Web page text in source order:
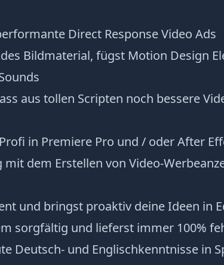
Direct Response Video Ads
Bildmaterial, fügst Motion Design
aus tollen Scripten noch bessere
in Premiere Pro und / oder After
dem Erstellen von Video-
und bringst proaktiv deine Ideen in
sorgfältig und lieferst immer 100%
Deutsch- und Englischkenntnisse in